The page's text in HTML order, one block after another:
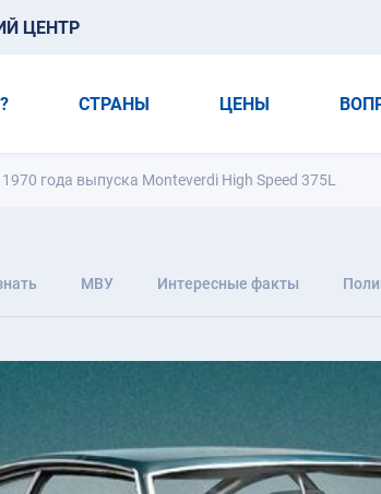
ЦЕНТР
СТРАНЫ ЦЕНЫ
года выпуска Monteverdi High Speed 375L
МВУ Интересные факты